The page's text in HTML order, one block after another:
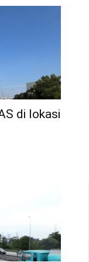
di lokasi